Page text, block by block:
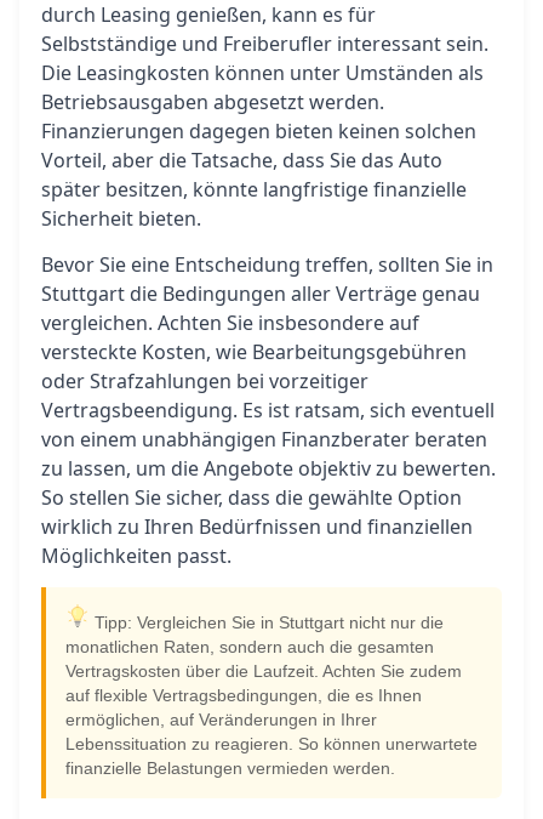
durch Leasing genießen, kann es für
Selbstständige und Freiberufler interessant sein.
Die Leasingkosten können unter Umständen als
Betriebsausgaben abgesetzt werden.
Finanzierungen dagegen bieten keinen solchen
Vorteil, aber die Tatsache, dass Sie das Auto
später besitzen, könnte langfristige finanzielle
Sicherheit bieten.
Bevor Sie eine Entscheidung treffen, sollten Sie in
Stuttgart die Bedingungen aller Verträge genau
vergleichen. Achten Sie insbesondere auf
versteckte Kosten, wie Bearbeitungsgebühren
oder Strafzahlungen bei vorzeitiger
Vertragsbeendigung. Es ist ratsam, sich eventuell
von einem unabhängigen Finanzberater beraten
zu lassen, um die Angebote objektiv zu bewerten.
So stellen Sie sicher, dass die gewählte Option
wirklich zu Ihren Bedürfnissen und finanziellen
Möglichkeiten passt.
Tipp: Vergleichen Sie in Stuttgart nicht nur die
monatlichen Raten, sondern auch die gesamten
Vertragskosten über die Laufzeit. Achten Sie zudem
auf flexible Vertragsbedingungen, die es Ihnen
ermöglichen, auf Veränderungen in Ihrer
Lebenssituation zu reagieren. So können unerwartete
finanzielle Belastungen vermieden werden.